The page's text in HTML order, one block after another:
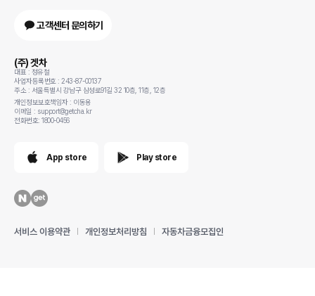
고객센터 문의하기
(주) 겟차
대표 : 정유철
사업자등록번호 : 243-87-00137
주소 : 서울특별시 강남구 삼성로91길 32 10층, 11층, 12층
개인정보보호책임자 : 이동용
이메일 : support@getcha.kr
전화번호: 1800-0456
App store Play store
서비스 이용약관 개인정보처리방침 자동차금융모집인